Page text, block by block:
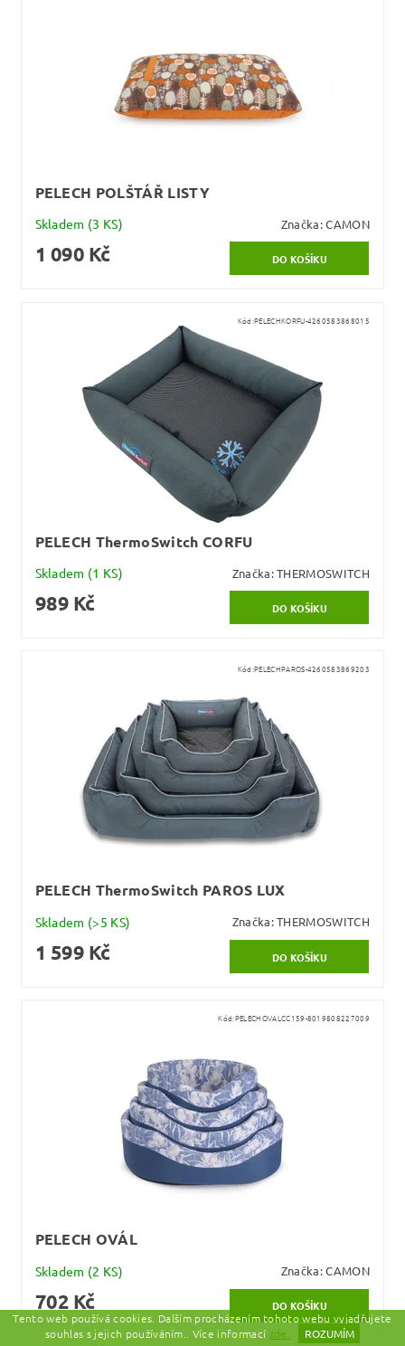
PELECH POLŠTÁŘ LISTY
Skladem (3 KS) Značka:CAMON
1 090 Kč
Kód:PELECHKORFU-4260583868015
PELECH ThermoSwitch CORFU
Skladem (1 KS) Značka:THERMOSWITCH
989 Kč
Kód:PELECHPAROS-4260583869203
PELECH ThermoSwitch PAROS LUX
Skladem (>5 KS) Značka:THERMOSWITCH
1 599 Kč
Kód:PELECHOVALCC159-8019808227009
PELECH OVÁL
Skladem (2 KS) Značka:CAMON
702 Kč
Tento web používá cookies. Dalším procházením tohoto webu vyjadřujete
souhlas s jejich používáním.. Více informací zde. ROZUMÍM